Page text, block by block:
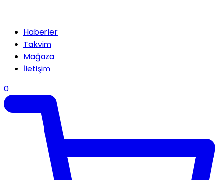
Haberler
Takvim
Mağaza
İletişim
0